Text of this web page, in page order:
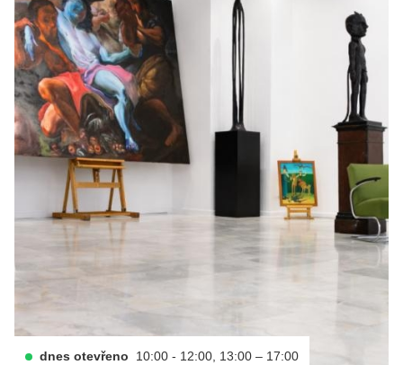
dnes otevřeno 10:00 - 12:00, 13:00 – 17:00